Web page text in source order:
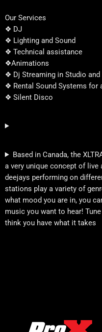
Our Services
❖ DJ
❖ Lighting and Sound
❖ Technical assistance
❖Animations
❖ Dj Streaming in Studio and
❖ Rental Sound Systems for
❖ Silent Disco
Based in Canada, the
a very unique concept of
deejays performing on
stations play a variety of
what mood you are in, you
music you want to hear!
think you have what it takes